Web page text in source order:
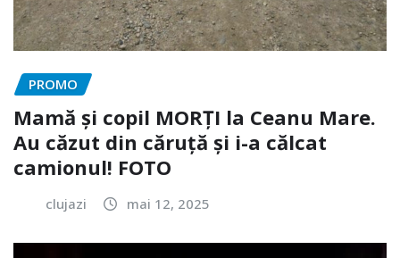
PROMO
Mamă și copil MORȚI la Ceanu Mare.
Au căzut din căruță și i-a călcat
camionul! FOTO
clujazi mai 12, 2025